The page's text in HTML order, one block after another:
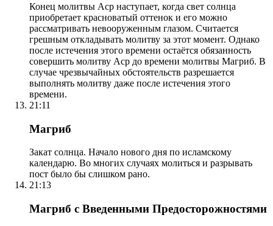
Конец молитвы Аср наступает, когда свет солнца
приобретает красноватый оттенок и его можно
рассматривать невооруженным глазом. Считается
грешным откладывать молитву за этот момент. Однако
после истечения этого времени остаётся обязанность
совершить молитву Аср до времени молитвы Магриб. В
случае чрезвычайных обстоятельств разрешается
выполнять молитву даже после истечения этого
времени.
21:11
Магриб
Закат солнца. Начало нового дня по исламскому
календарю. Во многих случаях молиться и разрывать
пост было бы слишком рано.
21:13
Магриб с Введенными Предосторожностями